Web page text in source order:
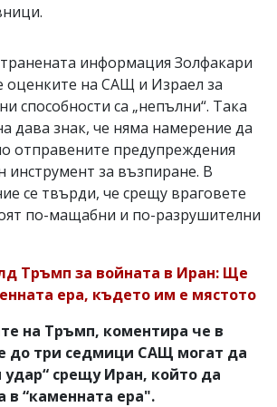
информация Золфакари
оценките на САЩ и Израел за
способности са „непълни“. Така
дава знак, че няма намерение да
отправените предупреждения
инструмент за възпиране. В
се твърди, че срещу враговете
по-мащабни и по-разрушителни
Тръмп за войната в Иран: Ще
ера, където им е мястото
на Тръмп, коментира че в
до три седмици САЩ могат да
удар“ срещу Иран, който да
в “каменната ера".